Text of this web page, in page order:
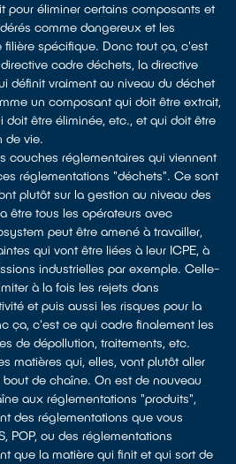
pour éliminer certains composants et
comme dangereux et les
filière spécifique. Donc tout ça, c'est
cadre déchets, la directive
définit vraiment au niveau du déchet
un composant qui doit être extrait,
être éliminée, etc., et qui doit être
de vie.
couches réglementaires qui viennent
réglementations "déchets". Ce sont
plutôt sur la gestion au niveau des
être tous les opérateurs avec
peut être amené à travailler,
qui vont être liées à leur ICPE, à
industrielles par exemple. Celle-
à la fois les rejets dans
et puis aussi les risques pour la
ça, c'est ce qui cadre finalement les
de dépollution, traitements, etc.
matières qui, elles, vont plutôt aller
de chaîne. On est de nouveau
aux réglementations "produits",
des réglementations que vous
POP, ou des réglementations
que la matière qui finit et qui sort de